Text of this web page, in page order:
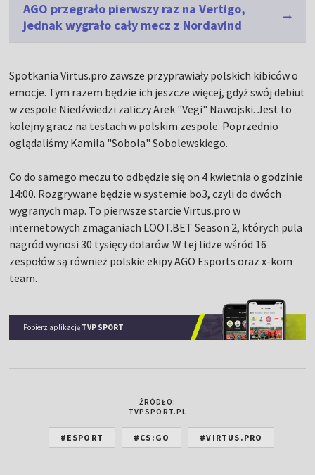
AGO przegrało pierwszy raz na Vertigo,
jednak wygrało cały mecz z Nordavind
Spotkania Virtus.pro zawsze przyprawiały polskich kibiców o
emocje. Tym razem będzie ich jeszcze więcej, gdyż swój debiut
w zespole Niedźwiedzi zaliczy Arek "Vegi" Nawojski. Jest to
kolejny gracz na testach w polskim zespole. Poprzednio
oglądaliśmy Kamila "Sobola" Sobolewskiego.
Co do samego meczu to odbędzie się on 4 kwietnia o godzinie
14:00. Rozgrywane będzie w systemie bo3, czyli do dwóch
wygranych map. To pierwsze starcie Virtus.pro w
internetowych zmaganiach LOOT.BET Season 2, których pula
nagród wynosi 30 tysięcy dolarów. W tej lidze wśród 16
zespołów są również polskie ekipy AGO Esports oraz x-kom
team.
Pobierz aplikację TVP SPORT
ŹRÓDŁO:
TVPSPORT.PL
#ESPORT #CS:GO #VIRTUS.PRO